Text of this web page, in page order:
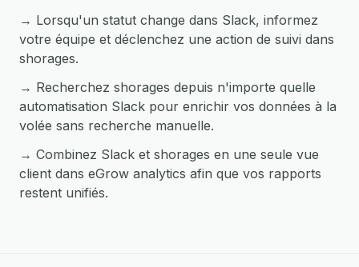
→ Lorsqu'un statut change dans Slack, informez
votre équipe et déclenchez une action de suivi dans
shorages.
→ Recherchez shorages depuis n'importe quelle
automatisation Slack pour enrichir vos données à la
volée sans recherche manuelle.
→ Combinez Slack et shorages en une seule vue
client dans eGrow analytics afin que vos rapports
restent unifiés.